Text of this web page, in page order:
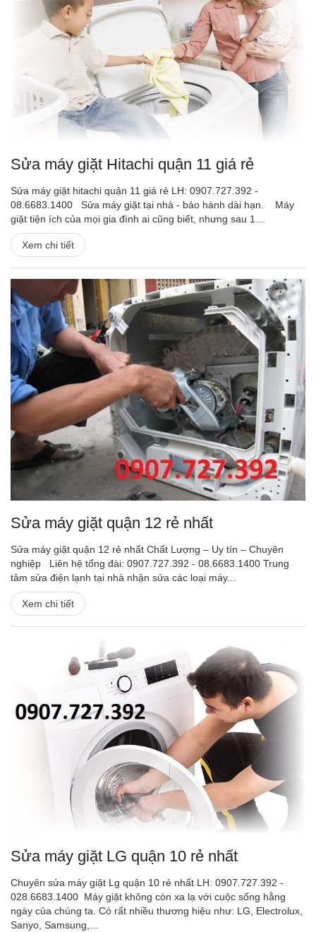
Sửa máy giặt Hitachi quận 11 giá rẻ
Sửa máy giặt hitachi quận 11 giá rẻ LH: 0907.727.392 -
08.6683.1400 Sửa máy giặt tại nhà - bảo hành dài hạn. Máy
giặt tiện ích của mọi gia đình ai cũng biết, nhưng sau 1...
Xem chi tiết
Sửa máy giặt quận 12 rẻ nhất
Sửa máy giặt quận 12 rẻ nhất Chất Lượng – Uy tín – Chuyên
nghiệp Liên hệ tổng đài: 0907.727.392 - 08.6683.1400 Trung
tâm sửa điện lạnh tại nhà nhận sửa các loại máy...
Xem chi tiết
Sửa máy giặt LG quận 10 rẻ nhất
Chuyên sửa máy giặt Lg quận 10 rẻ nhất LH: 0907.727.392 -
028.6683.1400 Máy giặt không còn xa lạ với cuộc sống hằng
ngày của chúng ta. Có rất nhiều thương hiệu như: LG, Electrolux,
Sanyo, Samsung,...